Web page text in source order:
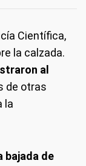
Científica,
la calzada.
al
de otras
la
bajada de